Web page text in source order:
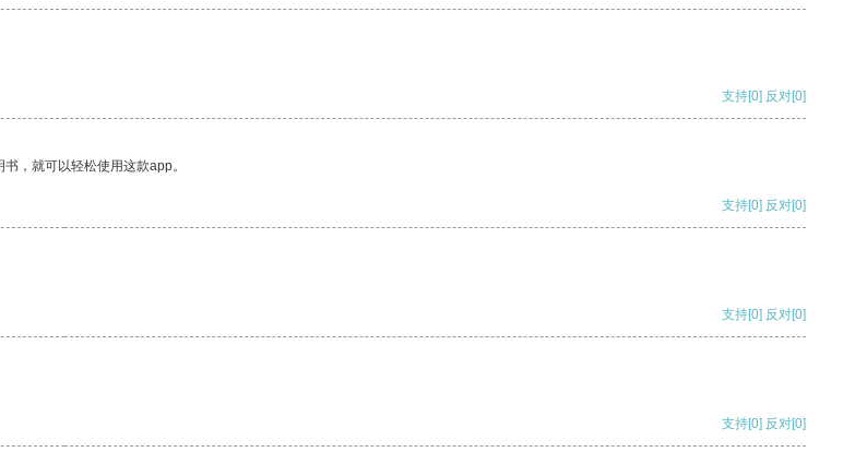
支持[0] 反对[0]
，就可以轻松使用这款app。
支持[0] 反对[0]
支持[0] 反对[0]
支持[0] 反对[0]